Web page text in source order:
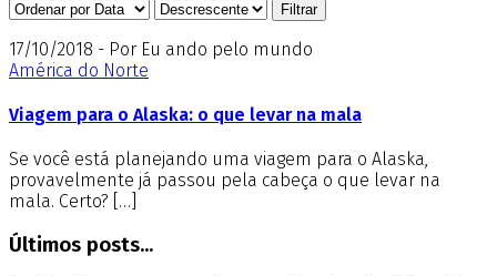
17/10/2018 - Por Eu ando pelo mundo
América do Norte
Viagem para o Alaska: o que levar na mala
Se você está planejando uma viagem para o Alaska,
provavelmente já passou pela cabeça o que levar na
mala. Certo? […]
Últimos posts...